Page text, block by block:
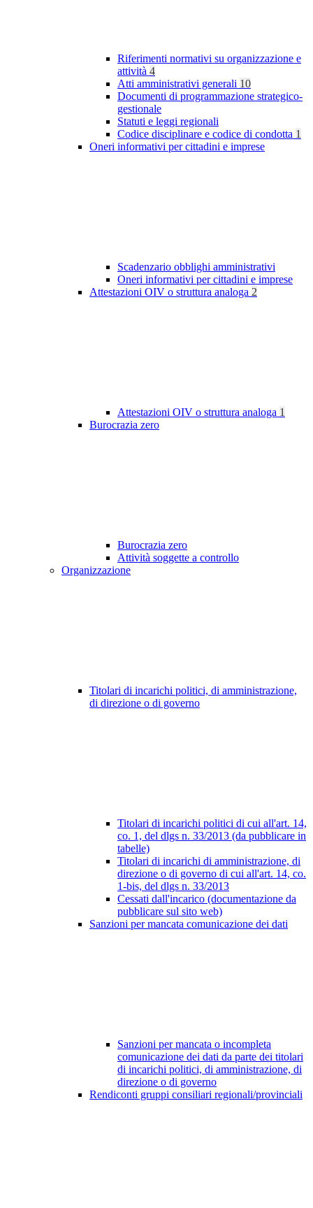
Riferimenti normativi su organizzazione e
attività 4
Atti amministrativi generali 10
Documenti di programmazione strategico-
gestionale
Statuti e leggi regionali
Codice disciplinare e codice di condotta 1
Oneri informativi per cittadini e imprese
Scadenzario obblighi amministrativi
Oneri informativi per cittadini e imprese
Attestazioni OIV o struttura analoga 2
Attestazioni OIV o struttura analoga 1
Burocrazia zero
Burocrazia zero
Attività soggette a controllo
Organizzazione
Titolari di incarichi politici, di amministrazione,
di direzione o di governo
Titolari di incarichi politici di cui all'art. 14,
co. 1, del dlgs n. 33/2013 (da pubblicare in
tabelle)
Titolari di incarichi di amministrazione, di
direzione o di governo di cui all'art. 14, co.
1-bis, del dlgs n. 33/2013
Cessati dall'incarico (documentazione da
pubblicare sul sito web)
Sanzioni per mancata comunicazione dei dati
Sanzioni per mancata o incompleta
comunicazione dei dati da parte dei titolari
di incarichi politici, di amministrazione, di
direzione o di governo
Rendiconti gruppi consiliari regionali/provinciali